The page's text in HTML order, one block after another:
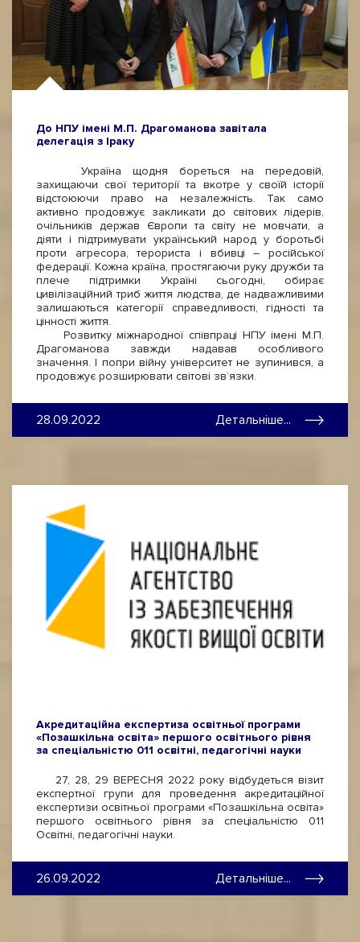
До НПУ імені М.П. Драгоманова завітала
делегація з Іраку
Україна щодня бореться на передовій,
захищаючи свої території та вкотре у своїй історії
відстоюючи право на незалежність. Так само
активно продовжує закликати до світових лідерів,
очільників держав Європи та світу не мовчати, а
діяти і підтримувати український народ у боротьбі
проти агресора, терориста і вбивці – російської
федерації. Кожна країна, простягаючи руку дружби та
плече підтримки Україні сьогодні, обирає
цивілізаційний триб життя людства, де надважливими
залишаються категорії справедливості, гідності та
цінності життя.
Розвитку міжнародної співпраці НПУ імені М.П.
Драгоманова завжди надавав особливого
значення. І попри війну університет не зупинився, а
продовжує розширювати світові зв’язки.
28.09.2022 Детальніше...
Акредитаційна експертиза освітньої програми
«Позашкільна освіта» першого освітнього рівня
за спеціальністю 011 освітні, педагогічні науки
27, 28, 29 ВЕРЕСНЯ 2022 року відбудеться візит
експертної групи для проведення акредитаційної
експертизи освітньої програми «Позашкільна освіта»
першого освітнього рівня за спеціальністю 011
Освітні, педагогічні науки.
26.09.2022 Детальніше...